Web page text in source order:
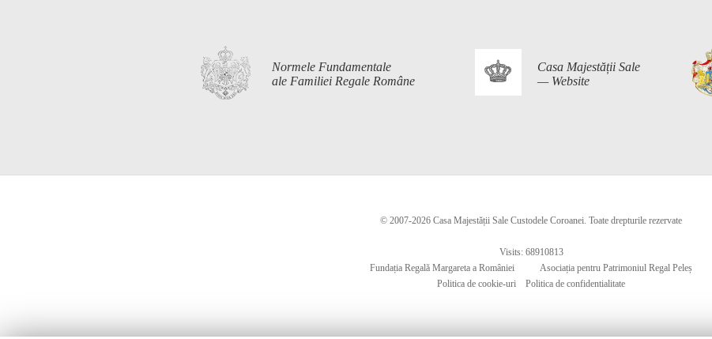
Normele Fundamentale
ale Familiei Regale Române
Casa Majestății Sale
— Website
© 2007-2026 Casa Majestății Sale Custodele Coroanei. Toate drepturile rezervate
Visits: 68910813
Fundația Regală Margareta a României
Asociația pentru Patrimoniul Regal Peleș
Politica de cookie-uri
Politica de confidentialitate